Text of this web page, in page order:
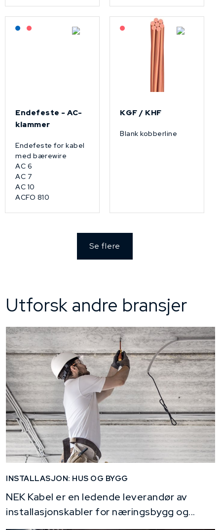
Lagerført: NEK Kabel
På forespørsel
Endefeste - AC-
klammer
Endefeste for kabel
med bærewire
AC 6
AC 7
AC 10
ACFO 810
På forespørsel
KGF / KHF
Blank kobberline
Se flere
Utforsk andre bransjer
INSTALLASJON: HUS OG BYGG
NEK Kabel er en ledende leverandør av
installasjonskabler for næringsbygg og...